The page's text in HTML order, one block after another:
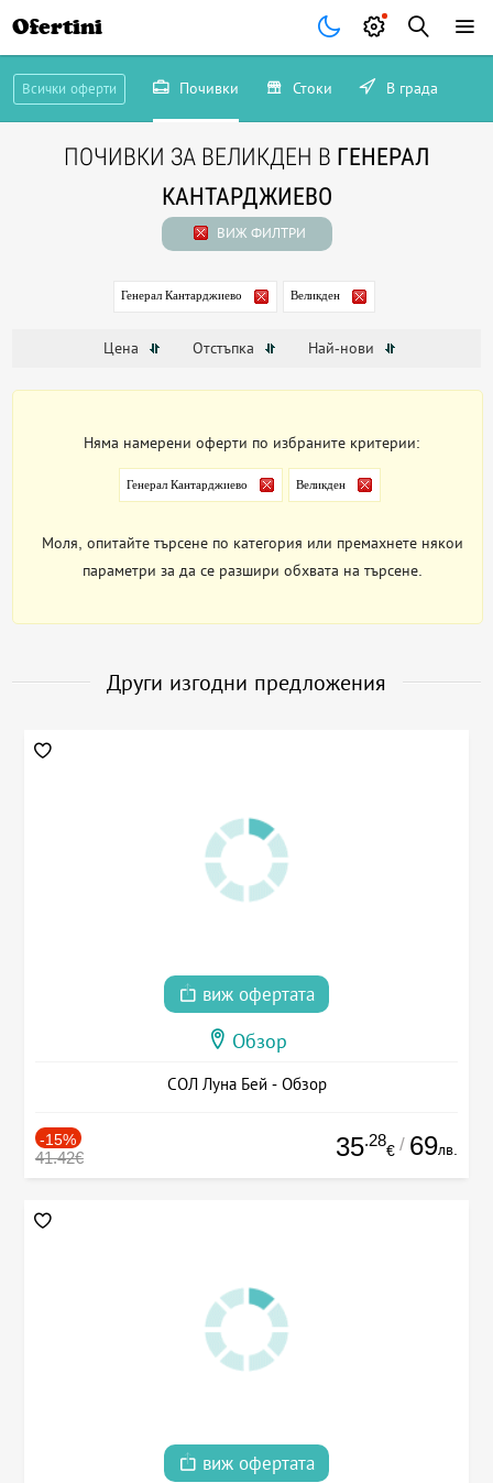
Ofertini
Всички оферти Почивки Стоки В града
ПОЧИВКИ ЗА ВЕЛИКДЕН В ГЕНЕРАЛ
КАНТАРДЖИЕВО
ВИЖ ФИЛТРИ
Генерал Кантарджиево Великден
Цена Отстъпка Най-нови
Няма намерени оферти по избраните критерии:
Генерал Кантарджиево Великден
Моля, опитайте търсене по категория или премахнете някои
параметри за да се разшири обхвата на търсене.
Други изгодни предложения
виж офертата
Обзор
СОЛ Луна Бей - Обзор
-15%
41.42€ 35.28
€ / 69лв.
виж офертата